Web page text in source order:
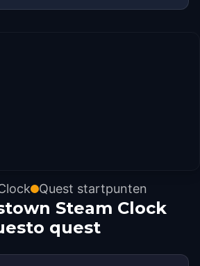
Quest startpunten
Steam Clock
quest